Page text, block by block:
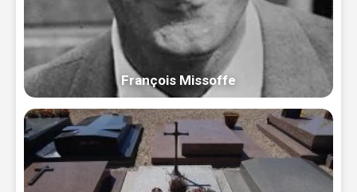
François Missoffe